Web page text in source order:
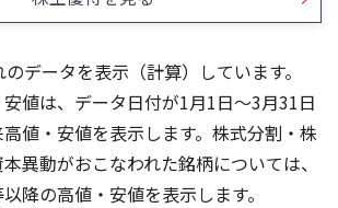
1,800
2,000
500
1,000
データを表示（計算）しています。
値は、データ日付が1月1日～3月31日
値・安値を表示します。株式分割・株
異動がおこなわれた銘柄については、
降の高値・安値を表示します。